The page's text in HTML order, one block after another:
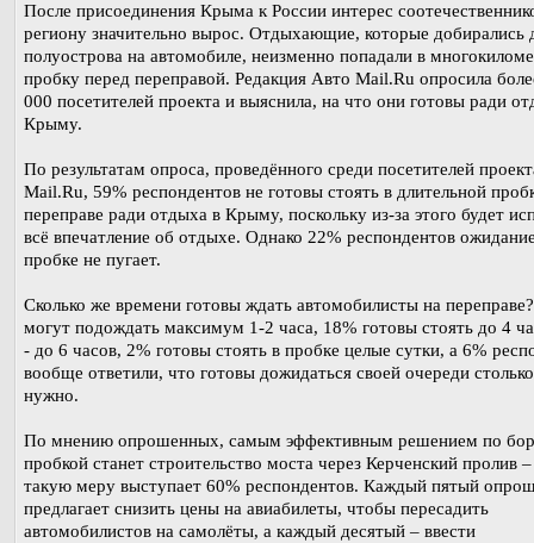
После присоединения Крыма к России интерес
региону значительно вырос. Отдыхающие, которые добирались
полуострова на автомобиле, неизменно попадали в
пробку перед переправой. Редакция Авто Mail.Ru опросила
000 посетителей проекта и выяснила, на что они готовы ради
Крыму.
По результатам опроса, проведённого среди посетителей
Mail.Ru, 59% респондентов не готовы стоять в длительной
переправе ради отдыха в Крыму, поскольку из-за этого будет
всё впечатление об отдыхе. Однако 22% респондентов
пробке не пугает.
Сколько же времени готовы ждать автомобилисты на
могут подождать максимум 1-2 часа, 18% готовы стоять до 4
- до 6 часов, 2% готовы стоять в пробке целые сутки, а 6%
вообще ответили, что готовы дожидаться своей очереди
нужно.
По мнению опрошенных, самым эффективным решением по
пробкой станет строительство моста через Керченский пролив –
такую меру выступает 60% респондентов. Каждый пятый
предлагает снизить цены на авиабилеты, чтобы пересадить
автомобилистов на самолёты, а каждый десятый – ввести